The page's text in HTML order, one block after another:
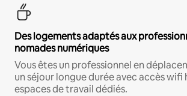
Des logements adaptés aux
nomades numériques
Vous êtes un professionnel en
un séjour longue durée avec accès
espaces de travail dédiés.